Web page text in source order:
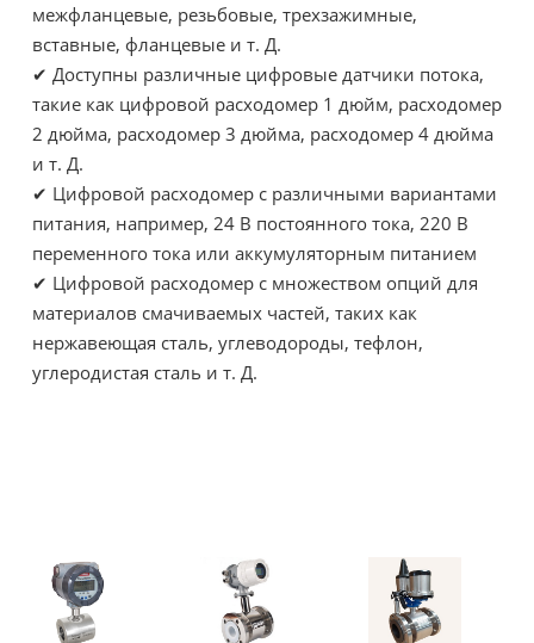
межфланцевые, резьбовые, трехзажимные,
вставные, фланцевые и т. Д.
✔ Доступны различные цифровые датчики потока,
такие как цифровой расходомер 1 дюйм, расходомер
2 дюйма, расходомер 3 дюйма, расходомер 4 дюйма
и т. Д.
✔ Цифровой расходомер с различными вариантами
питания, например, 24 В постоянного тока, 220 В
переменного тока или аккумуляторным питанием
✔ Цифровой расходомер с множеством опций для
материалов смачиваемых частей, таких как
нержавеющая сталь, углеводороды, тефлон,
углеродистая сталь и т. Д.